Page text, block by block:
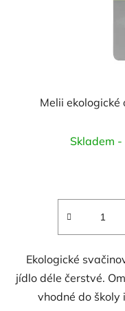
Melii ekologické
Skladem
Ekologické
jídlo déle čerstvé.
vhodné do školy